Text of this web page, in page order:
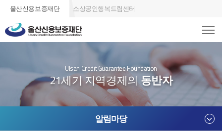
울산신용보증재단 소상공인행복드림센터
Ulsan Credit Guarantee Foundation
21세기 지역경제의동반자
알림마당